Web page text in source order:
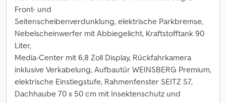
Front- und
Seitenscheibenverdunklung, elektrische Parkbremse,
Nebelscheinwerfer mit Abbiegelicht, Kraftstofftank 90
Liter,
Media-Center mit 6,8 Zoll Display, Rückfahrkamera
inklusive Verkabelung, Aufbautür WEINSBERG Premium,
elektrische Einstiegstufe, Rahmenfenster SEITZ S7,
Dachhaube 70 x 50 cm mit Insektenschutz und